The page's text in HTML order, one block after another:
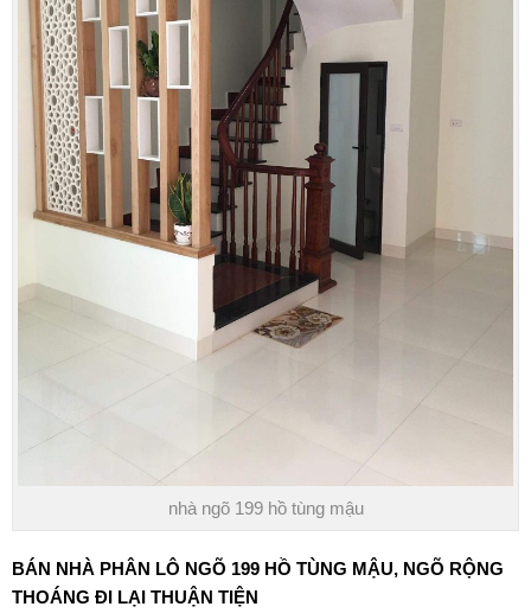
nhà ngõ 199 hồ tùng mậu
BÁN NHÀ PHÂN LÔ NGÕ 199 HỒ TÙNG MẬU, NGÕ RỘNG
THOÁNG ĐI LẠI THUẬN TIỆN